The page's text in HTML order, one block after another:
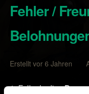
Fehler /
Erstellt vor 6 Jahren
1. Falls du die„Du